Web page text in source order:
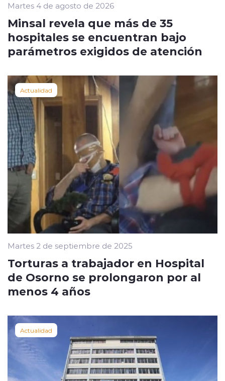
Martes 4 de agosto de 2026
Minsal revela que más de 35
hospitales se encuentran bajo
parámetros exigidos de atención
Actualidad
Martes 2 de septiembre de 2025
Torturas a trabajador en Hospital
de Osorno se prolongaron por al
menos 4 años
Actualidad